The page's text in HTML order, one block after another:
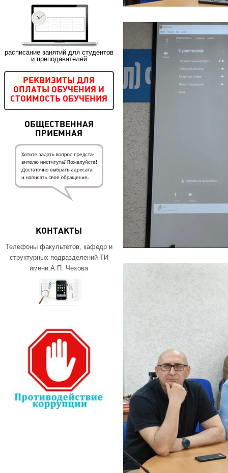
расписание занятий для студентов
и преподавателей
РЕКВИЗИТЫ ДЛЯ
ОПЛАТЫ ОБУЧЕНИЯ И
СТОИМОСТЬ ОБУЧЕНИЯ
ОБЩЕСТВЕННАЯ
ПРИЕМНАЯ
КОНТАКТЫ
Телефоны факультетов, кафедр и
структурных подразделений ТИ
имени А.П. Чехова